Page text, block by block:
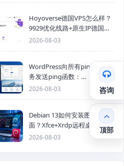
Hoyoverse德国VPS怎么样？
9929优化线路+原生IP德国
KVM VPS推荐
2026-08-03
WordPress向所有ping站点服
务发送ping函数：
generic_ping
2026-08-03
Debian 13如何安装图形化桌
面？Xfce+Xrdp远程桌面配置
教程
2026-08-03
咨询
顶部